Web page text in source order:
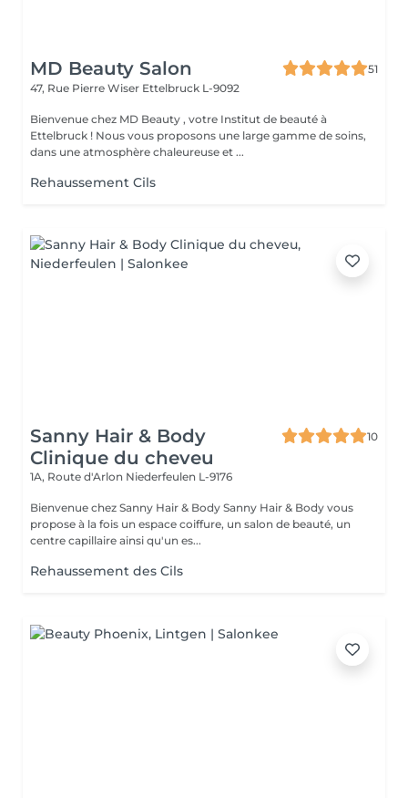
MD Beauty Salon
51
47, Rue Pierre Wiser Ettelbruck L-9092
Bienvenue chez MD Beauty , votre Institut de beauté à
Ettelbruck ! Nous vous proposons une large gamme de soins,
dans une atmosphère chaleureuse et ...
Rehaussement Cils
Sanny Hair & Body
Clinique du cheveu
10
1A, Route d'Arlon Niederfeulen L-9176
Bienvenue chez Sanny Hair & Body Sanny Hair & Body vous
propose à la fois un espace coiffure, un salon de beauté, un
centre capillaire ainsi qu'un es...
Rehaussement des Cils